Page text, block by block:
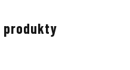
produkty